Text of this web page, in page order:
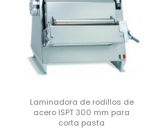
Laminadora de rodillos de
acero ISPT 300 mm para
corta pasta